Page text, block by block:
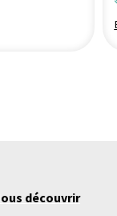
découvrir